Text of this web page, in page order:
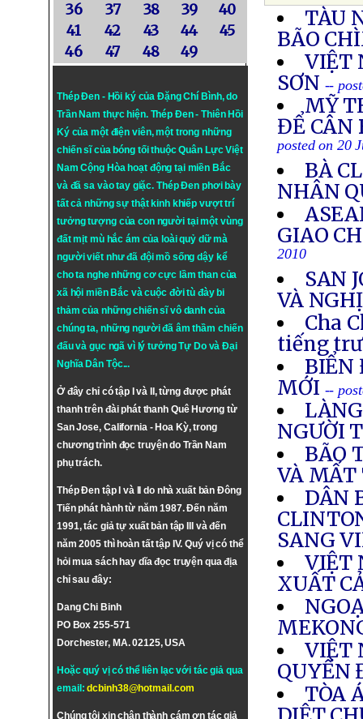
36
37 38 39
40
41
42 43 44
45
46
47 48 49
Thép Đen - Hồi ký của Đặng Chí Bình, do
Trần Nam thực hiện. Thép Đen- Thiên Hồi
Ký của một điện viên, một trong những
chiến sĩ của bóng tối thuộc Quân Lực Việt
Nam Cộng Hòa hoạt động tại miền Bắc
và đã sa vào tay giặc. Thép Đen phơi bày
tất cả những sự thật kinh khiếp vượt trí
tưởng tượng của con người tại một vùng
đất mịt mù hắc ám của loài quỷ dữ mà
người viết như đã đội mồ sống dậy kể
cho ta nghe những cơ cực lầm than của
xã hội miền Bắc và cuộc đời tù đày bi
thảm của những chiến sĩ vô danh của
chúng ta, những người đã âm thầm chiến
đấu và gục ngã vì lý tưởngTự DovàĐại
Nghĩa Dân Tộc...
Ở đây chỉ có tập I và II, từng được phát
thanh trên đài phát thanh Quê Hương từ
San Jose, California - Hoa Kỳ, trong
chương trình đọc truyện do Trần Nam
phụ trách.
Thép Đen tập I và II do nhà xuất bản Đông
Tiến phát hành từ năm 1987. Đến năm
1991, tác giả tự xuất bản tập III và đến
năm 2005 thì hoàn tất tập IV. Quý vị có thể
hỏi mua sách hay dĩa đọc truyện qua địa
chỉ sau đây:
Dang Chi Binh
PO Box 255-571
Dorchester, MA. 02125, USA
Hoặc quý vị có thể liên lạc với tác giả qua
email:dcbinh38@hotmail.com
Chúng tôi xin chân thành cám ơn tác giả
TÀU
BÃO
VIỆT
SƠN --
MỸ
ĐỂ CÂN
posted on 20
BÀ
NHÂN
GIAO
2010
SAN
VÀ
Cha
tiếng
BIỂN
MỚI --
NGƯỜI
BÃO
VÀ
DÂN
SANG
VIỆT
XUẤT
VIỆT
QUYỀN
TÒA